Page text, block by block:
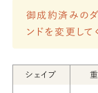
御成約済みの
ンドを変更して
シェイプ